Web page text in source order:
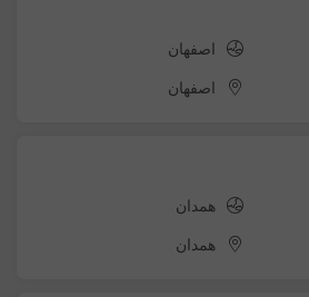
اصفهان
اصفهان
همدان
همدان